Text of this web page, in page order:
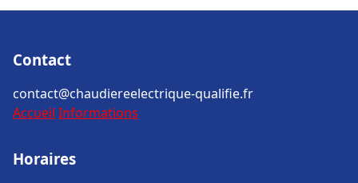
Contact
contact@chaudiereelectrique-qualifie.fr
Accueil Informations
Horaires